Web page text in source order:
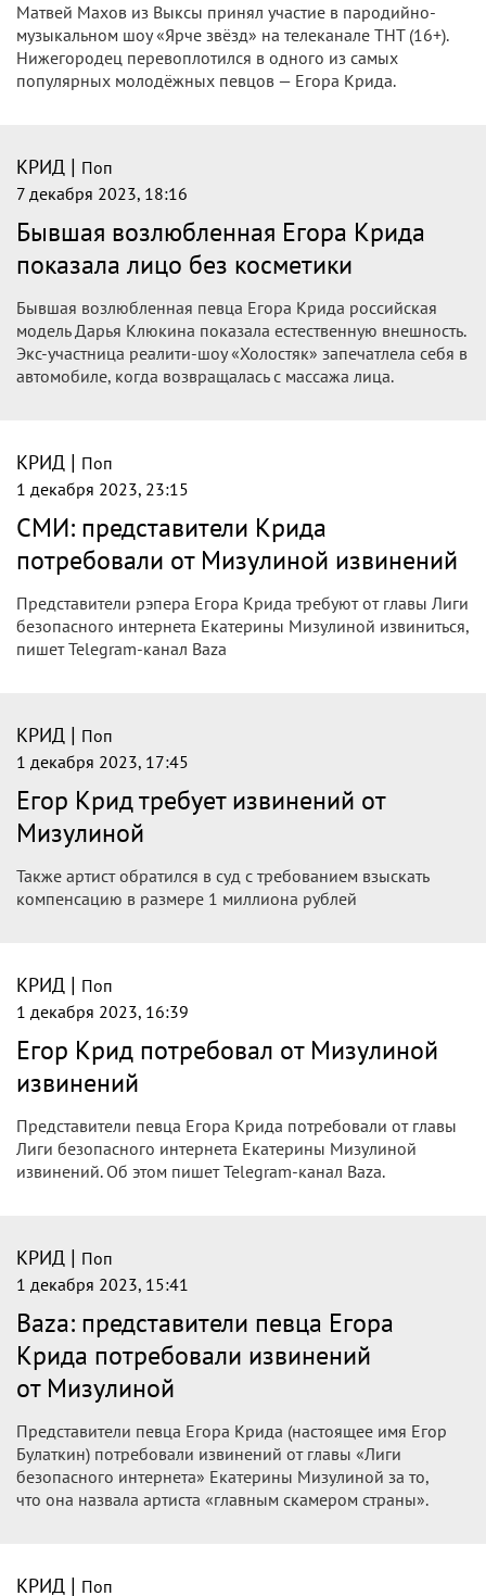
Матвей Махов из Выксы принял участие в пародийно-
музыкальном шоу «Ярче звёзд» на телеканале ТНТ (16+).
Нижегородец перевоплотился в одного из самых
популярных молодёжных певцов — Егора Крида.
КРИД | Поп
7 декабря 2023, 18:16
Бывшая возлюбленная Егора Крида
показала лицо без косметики
Бывшая возлюбленная певца Егора Крида российская
модель Дарья Клюкина показала естественную внешность.
Экс-участница реалити-шоу «Холостяк» запечатлела себя в
автомобиле, когда возвращалась с массажа лица.
КРИД | Поп
1 декабря 2023, 23:15
СМИ: представители Крида
потребовали от Мизулиной извинений
Представители рэпера Егора Крида требуют от главы Лиги
безопасного интернета Екатерины Мизулиной извиниться,
пишет Telegram-канал Baza
КРИД | Поп
1 декабря 2023, 17:45
Егор Крид требует извинений от
Мизулиной
Также артист обратился в суд с требованием взыскать
компенсацию в размере 1 миллиона рублей
КРИД | Поп
1 декабря 2023, 16:39
Егор Крид потребовал от Мизулиной
извинений
Представители певца Егора Крида потребовали от главы
Лиги безопасного интернета Екатерины Мизулиной
извинений. Об этом пишет Telegram-канал Baza.
КРИД | Поп
1 декабря 2023, 15:41
Baza: представители певца Егора
Крида потребовали извинений
от Мизулиной
Представители певца Егора Крида (настоящее имя Егор
Булаткин) потребовали извинений от главы «Лиги
безопасного интернета» Екатерины Мизулиной за то,
что она назвала артиста «главным скамером страны».
КРИД | Поп